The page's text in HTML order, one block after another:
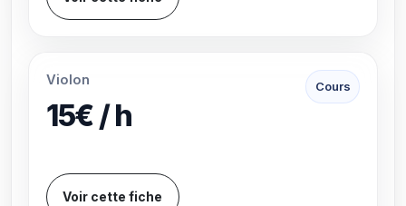
Violon
15€ / h
Cours
Voir cette fiche